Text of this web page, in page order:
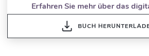
Erfahren Sie mehr über das
BUCH